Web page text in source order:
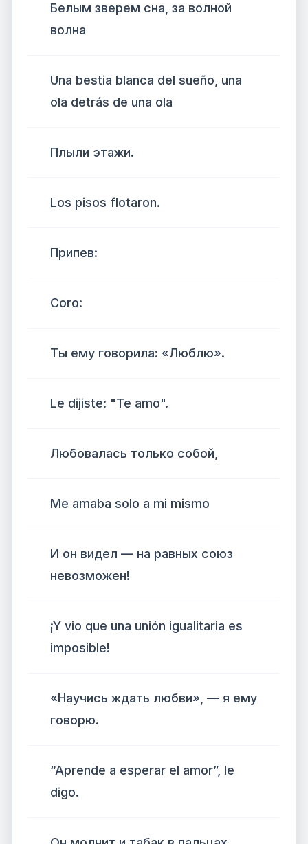
Белым зверем сна, за волной
волна
Una bestia blanca del sueño, una
ola detrás de una ola
Плыли этажи.
Los pisos flotaron.
Припев:
Coro:
Ты ему говорила: «Люблю».
Le dijiste: "Te amo".
Любовалась только собой,
Me amaba solo a mi mismo
И он видел — на равных союз
невозможен!
¡Y vio que una unión igualitaria es
imposible!
«Научись ждать любви», — я ему
говорю.
“Aprende a esperar el amor”, le
digo.